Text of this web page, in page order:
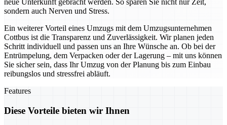
neue Unterkunft gebracht werden. So sparen Sie nicht nur Zeit,
sondern auch Nerven und Stress.
Ein weiterer Vorteil eines Umzugs mit dem Umzugsunternehmen
Cottbus ist die Transparenz und Zuverlässigkeit. Wir planen jeden
Schritt individuell und passen uns an Ihre Wünsche an. Ob bei der
Entrümpelung, dem Verpacken oder der Lagerung – mit uns können
Sie sicher sein, dass Ihr Umzug von der Planung bis zum Einbau
reibungslos und stressfrei abläuft.
Features
Diese Vorteile bieten wir Ihnen